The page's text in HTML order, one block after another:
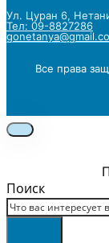
Ул. Цуран 6,
Тел: 09-8827286
Все права
Поиск